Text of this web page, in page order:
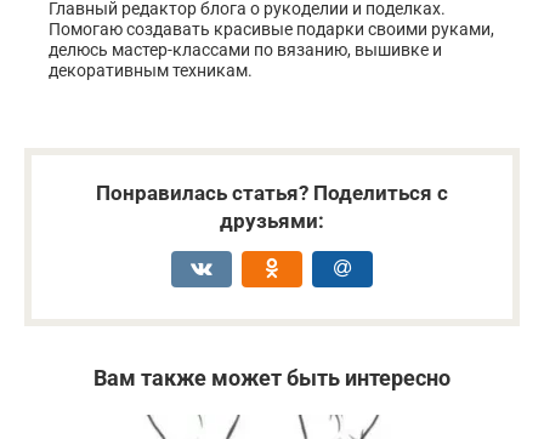
Главный редактор блога о рукоделии и поделках.
Помогаю создавать красивые подарки своими руками,
делюсь мастер-классами по вязанию, вышивке и
декоративным техникам.
Понравилась статья? Поделиться с
друзьями:
Вам также может быть интересно